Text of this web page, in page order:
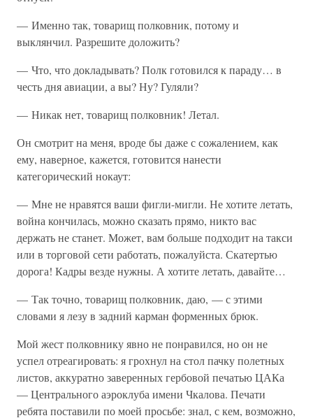
— Именно так, товарищ полковник, потому и
выклянчил. Разрешите доложить?
— Что, что докладывать? Полк готовился к параду… в
честь дня авиации, а вы? Ну? Гуляли?
— Никак нет, товарищ полковник! Летал.
Он смотрит на меня, вроде бы даже с сожалением, как
ему, наверное, кажется, готовится нанести
категорический нокаут:
— Мне не нравятся ваши фигли-мигли. Не хотите летать,
война кончилась, можно сказать прямо, никто вас
держать не станет. Может, вам больше подходит на такси
или в торговой сети работать, пожалуйста. Скатертью
дорога! Кадры везде нужны. А хотите летать, давайте…
— Так точно, товарищ полковник, даю, — с этими
словами я лезу в задний карман форменных брюк.
Мой жест полковнику явно не понравился, но он не
успел отреагировать: я грохнул на стол пачку полетных
листов, аккуратно заверенных гербовой печатью ЦАКа
— Центрального аэроклуба имени Чкалова. Печати
ребята поставили по моей просьбе: знал, с кем, возможно,